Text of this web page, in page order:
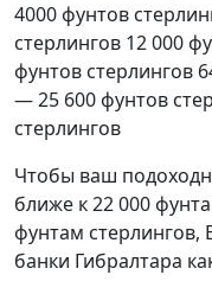
4000 фунтов
стерлингов 12 000
фунтов стерлингов
— 25 600 фунтов
стерлингов
Чтобы ваш
ближе к 22 000
фунтам стерлингов,
банки Гибралтара